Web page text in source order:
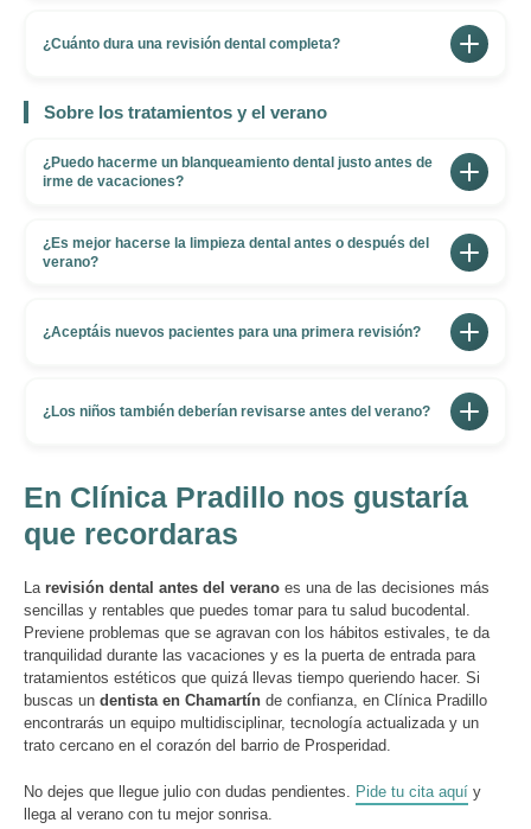
revisión cada seis meses. Si tienes tendencia a
puede ser conveniente acudir cada tres o cuatro
la última revisión fue en otoño o invierno.
¿Cuánto dura una revisión dental completa?
aproximadamente 30 minutos. Si la combinas con una
profilaxis o limpieza dental profesional, la cita se alarga
entre 60 y 75 minutos en total. Te recomendamos
tiempo.
Sobre los tratamientos y el verano
¿Puedo hacerme un blanqueamiento dental justo antes de
irme de vacaciones?
semanas de antelación. El blanqueamiento en consulta
días conviene evitar alimentos con pigmentos intensos
como el café, el vino o los refrescos de cola. Así el
¿Es mejor hacerse la limpieza dental antes o después del
verano?
calor y el consumo de bebidas azucaradas del verano
elimina los depósitos de sarro, reduce la inflamación de
las encías y te permite llegar al verano con la boca en
¿Aceptáis nuevos pacientes para una primera revisión?
pacientes habituales como a nuevos pacientes que
web o por teléfono. No es necesario traer historial
clínico previo para la primera visita.
¿Los niños también deberían revisarse antes del verano?
helados, refrescos y dulces, lo que aumenta el riesgo
de caries. Además, el fin del curso escolar es el
momento ideal para revisar cómo evoluciona su
dentición y valorar si pueden necesitar ortodoncia en el
futuro. En Clínica Pradillo atendemos a pacientes de
todas las edades.
En Clínica Pradillo nos gustaría
que recordaras
La revisión dental antes del verano es una de las decisiones más
sencillas y rentables que puedes tomar para tu salud bucodental.
Previene problemas que se agravan con los hábitos estivales, te da
tranquilidad durante las vacaciones y es la puerta de entrada para
tratamientos estéticos que quizá llevas tiempo queriendo hacer. Si
buscas un dentista en Chamartín de confianza, en Clínica Pradillo
encontrarás un equipo multidisciplinar, tecnología actualizada y un
trato cercano en el corazón del barrio de Prosperidad.
No dejes que llegue julio con dudas pendientes. Pide tu cita aquí y
llega al verano con tu mejor sonrisa.